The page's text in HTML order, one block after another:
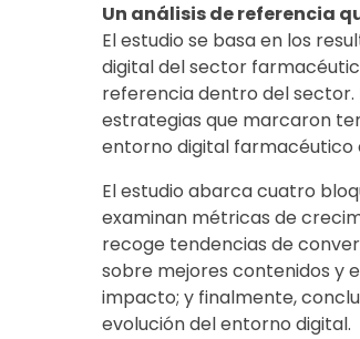
Un análisis de referencia
El estudio se basa en los
digital del sector
referencia dentro del sector.
estrategias que marcaron
entorno digital farmacéutico
El estudio abarca cuatro
examinan métricas de
recoge tendencias de
sobre mejores contenidos y
impacto; y finalmente,
evolución del entorno digital.